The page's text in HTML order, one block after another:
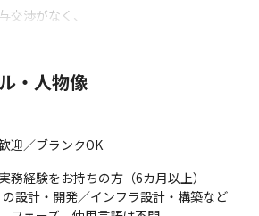
交渉がなく、
年収アップを実現しており、最高「600
！
・React経験4年（+160万円UP）
・Next.js経験6年（+220万円UP）
スタック＋リード経験（+320万円UP）
ードが考える『キャリア選択制』
・人物像
迎／ブランクOK
務経験をお持ちの方（6カ月以上）
設計・開発／インフラ設計・構築など